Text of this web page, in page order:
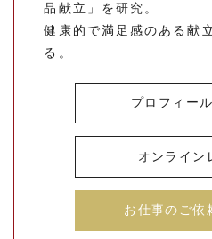
品献立」を研究。
健康的で満足感のある献
る。
プロフィー
オンライン
お仕事のご依